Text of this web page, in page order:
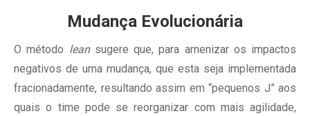
Mudança Evolucionária
O método leansugere que, para amenizar os impactos
negativos de uma mudança, que esta seja implementada
fracionadamente, resultando assim em “pequenos J” aos
quais o time pode se reorganizar com mais agilidade,